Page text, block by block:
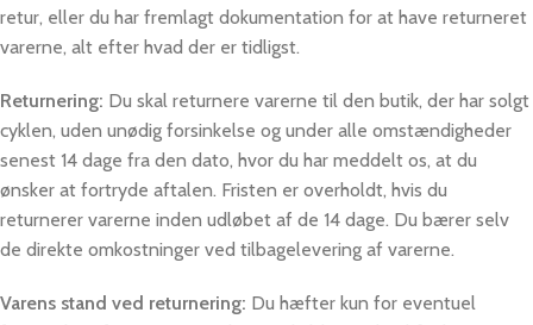
retur, eller du har fremlagt dokumentation for at have returneret
varerne, alt efter hvad der er tidligst.
Returnering: Du skal returnere varerne til den butik, der har solgt
cyklen, uden unødig forsinkelse og under alle omstændigheder
senest 14 dage fra den dato, hvor du har meddelt os, at du
ønsker at fortryde aftalen. Fristen er overholdt, hvis du
returnerer varerne inden udløbet af de 14 dage. Du bærer selv
de direkte omkostninger ved tilbagelevering af varerne.
Varens stand ved returnering: Du hæfter kun for eventuel